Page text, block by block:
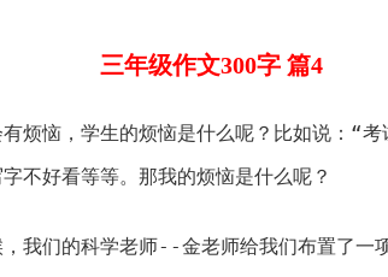
三年级作文300字 篇4
烦恼，学生的烦恼是什么呢？比如说：“
不好看等等。那我的烦恼是什么呢？
我们的科学老师--金老师给我们布置了一